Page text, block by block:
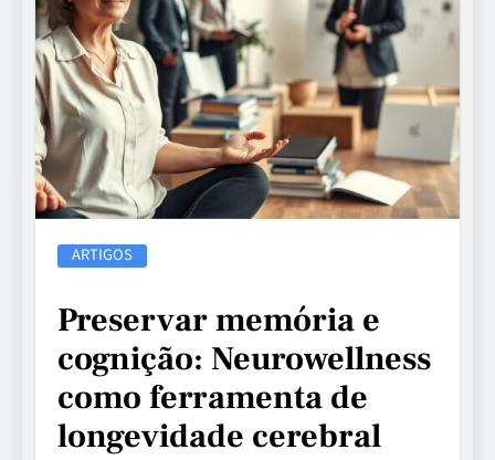
ARTIGOS
Preservar memória e
cognição: Neurowellness
como ferramenta de
longevidade cerebral